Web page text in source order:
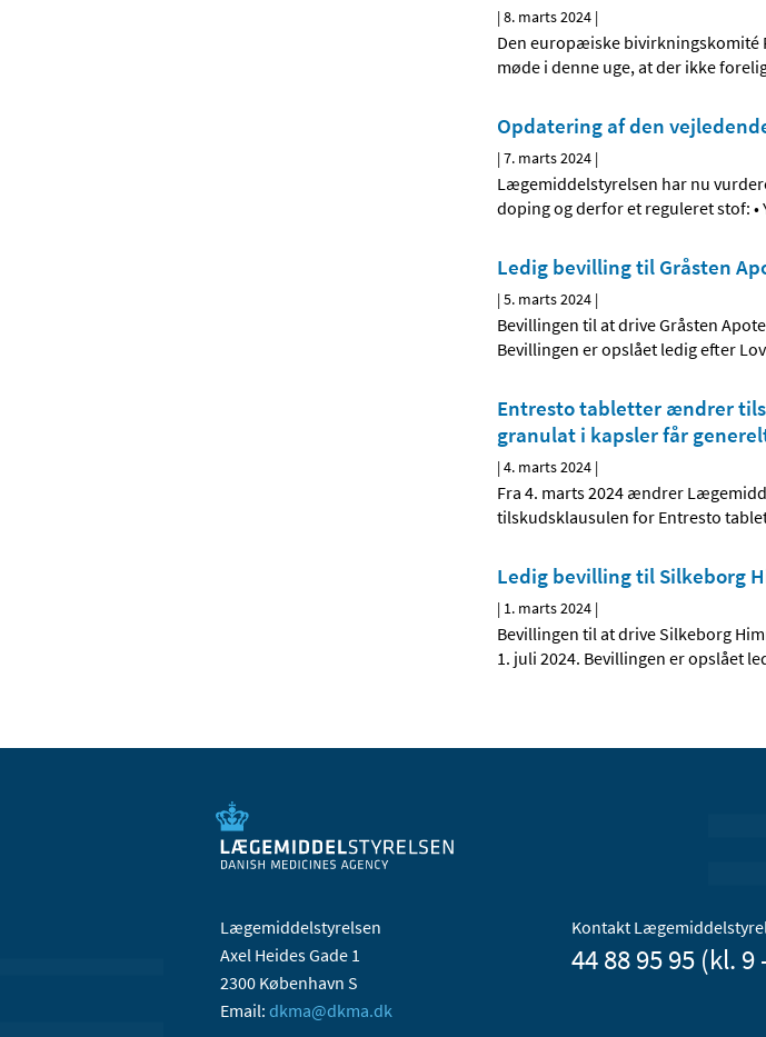
|8. marts 2024 |
Den europæiske bivirkningskomité
møde i denne uge, at der ikke
Opdatering af den
|7. marts 2024 |
Lægemiddelstyrelsen har nu
doping og derfor et reguleret stof: •
Ledig bevilling til Gråsten
|5. marts 2024 |
Bevillingen til at drive Gråsten
Bevillingen er opslået ledig efter
Entresto tabletter ændrer
granulat i kapsler får
|4. marts 2024 |
Fra 4. marts 2024 ændrer
tilskudsklausulen for Entresto
Ledig bevilling til Silkeborg
| 1. marts 2024 |
Bevillingen til at drive Silkeborg
1. juli 2024. Bevillingen er opslået
Lægemiddelstyrelsen
Axel Heides Gade 1
2300 København S
Email: dkma@dkma.dk
Kontakt
44 88 95 95 (kl. 9